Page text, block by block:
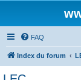
FAQ
Index du forum